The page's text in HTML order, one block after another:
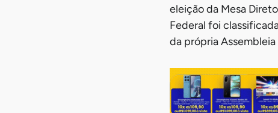
eleição da Mesa
Federal foi
da própria Assembleia